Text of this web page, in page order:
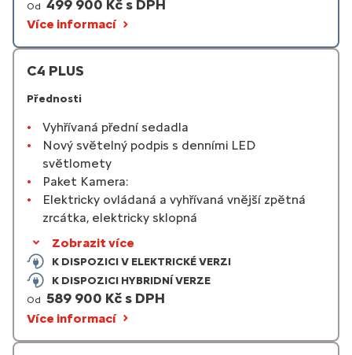
Od 499 900 Kč s DPH
Více informací
C4 PLUS
Přednosti
Vyhřívaná přední sedadla
Nový světelný podpis s denními LED
světlomety
Paket Kamera:
Elektricky ovládaná a vyhřívaná vnější zpětná
zrcátka, elektricky sklopná
Zobrazit více
K DISPOZICI V ELEKTRICKÉ VERZI
K DISPOZICI HYBRIDNÍ VERZE
Od 589 900 Kč s DPH
Více informací